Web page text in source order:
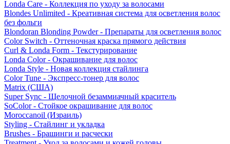
Londa Care - Коллекция по уходу за волосами
Blondes Unlimited - Креативная система для осветления волос
без фольги
Blondoran Blonding Powder - Препараты для осветления волос
Color Switch - Оттеночная краска прямого действия
Curl & Londa Form - Текстурирование
Londa Color - Окрашивание для волос
Londa Style - Новая коллекция стайлинга
Color Tune - Экспресс-тонер для волос
Matrix (США)
Super Sync - Щелочной безаммиачный краситель
SoColor - Стойкое окрашивание для волос
Moroccanoil (Израиль)
Styling - Стайлинг и укладка
Brushes - Брашинги и расчески